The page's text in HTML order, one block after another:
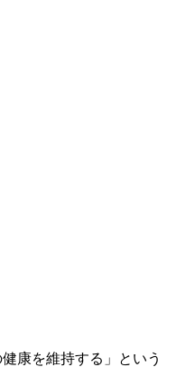
健康を維持する」という